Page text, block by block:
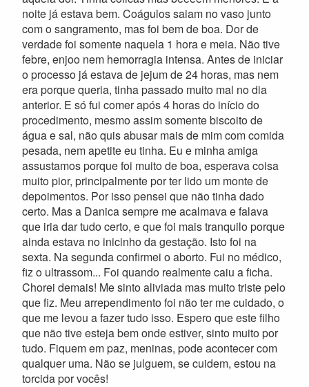
noite já estava bem. Coágulos saiam no vaso junto
com o sangramento, mas foi bem de boa. Dor de
verdade foi somente naquela 1 hora e meia. Não tive
febre, enjoo nem hemorragia intensa. Antes de iniciar
o processo já estava de jejum de 24 horas, mas nem
era porque queria, tinha passado muito mal no dia
anterior. E só fui comer após 4 horas do início do
procedimento, mesmo assim somente biscoito de
água e sal, não quis abusar mais de mim com comida
pesada, nem apetite eu tinha. Eu e minha amiga
assustamos porque foi muito de boa, esperava coisa
muito pior, principalmente por ter lido um monte de
depoimentos. Por isso pensei que não tinha dado
certo. Mas a Danica sempre me acalmava e falava
que iria dar tudo certo, e que foi mais tranquilo porque
ainda estava no inicinho da gestação. Isto foi na
sexta. Na segunda confirmei o aborto. Fui no médico,
fiz o ultrassom... Foi quando realmente caiu a ficha.
Chorei demais! Me sinto aliviada mas muito triste pelo
que fiz. Meu arrependimento foi não ter me cuidado, o
que me levou a fazer tudo isso. Espero que este filho
que não tive esteja bem onde estiver, sinto muito por
tudo. Fiquem em paz, meninas, pode acontecer com
qualquer uma. Não se julguem, se cuidem, estou na
torcida por vocês!